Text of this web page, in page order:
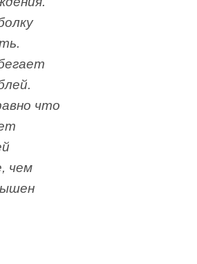
что
чем